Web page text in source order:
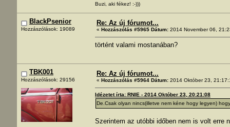
Buzi, aki fékez! :-)))
BlackPsenior
Hozzászólások: 19089
Re: Az új fórumot...
« Hozzászólás #5965 Dátum: 2014 November 06,
történt valami mostanában?
TBK001
Hozzászólások: 29156
Re: Az új fórumot...
« Hozzászólás #5964 Dátum: 2014 Október 23,
Idézetet írta: RNIE - 2014 Október 23, 20:21:08
De.Csak olyan nincs(illetve nem kéne hogy legyen)
Szerintem az utóbbi időben nem is volt erre